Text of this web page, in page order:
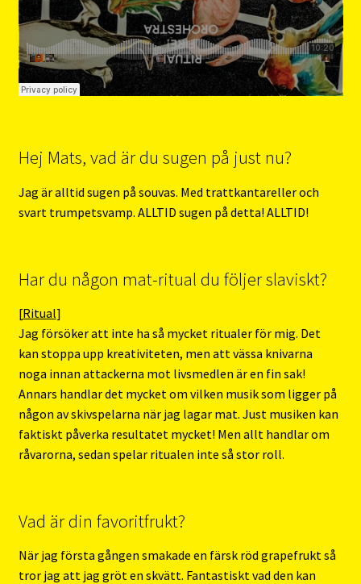
Hej Mats, vad är du sugen på just nu?
Jag är alltid sugen på souvas. Med trattkantareller och
svart trumpetsvamp. ALLTID sugen på detta! ALLTID!
Har du någon mat-ritual du följer slaviskt?
[Ritual]
Jag försöker att inte ha så mycket ritualer för mig. Det
kan stoppa upp kreativiteten, men att vässa knivarna
noga innan attackerna mot livsmedlen är en fin sak!
Annars handlar det mycket om vilken musik som ligger på
någon av skivspelarna när jag lagar mat. Just musiken kan
faktiskt påverka resultatet mycket! Men allt handlar om
råvarorna, sedan spelar ritualen inte så stor roll.
Vad är din favoritfrukt?
När jag första gången smakade en färsk röd grapefrukt så
tror jag att jag gröt en skvätt. Fantastiskt vad den kan